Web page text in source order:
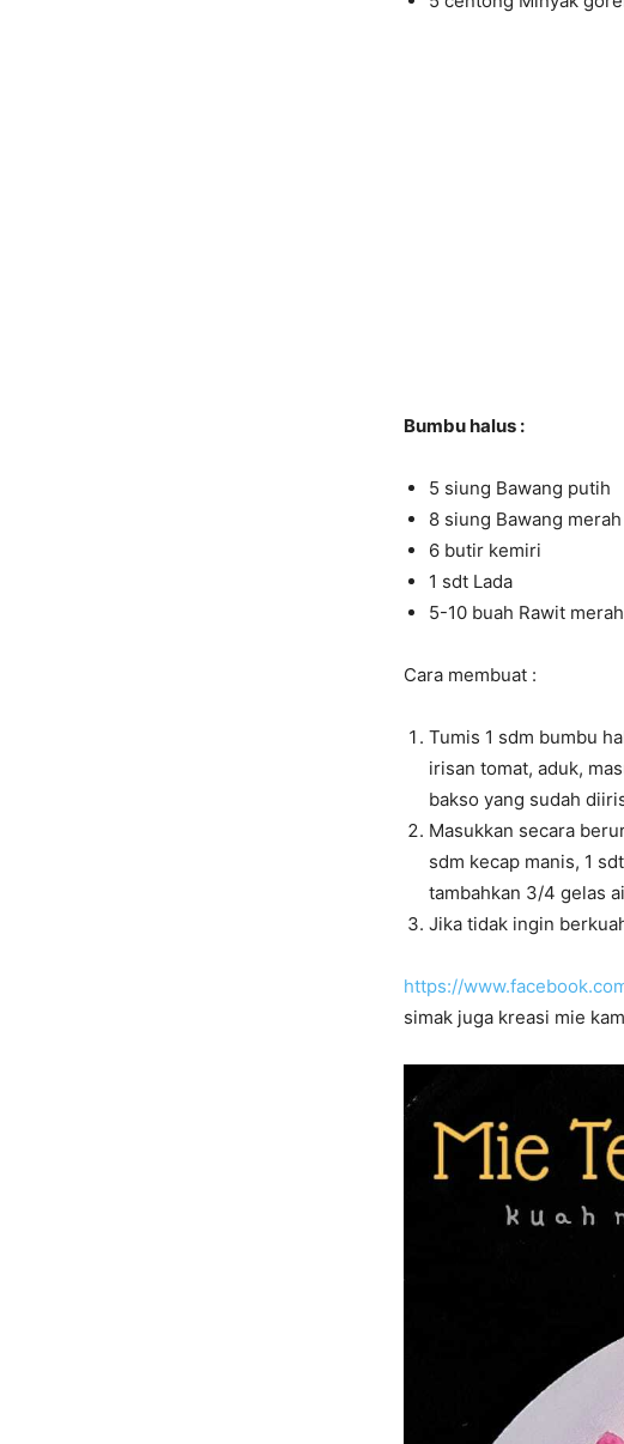
Bumbu halus :
5 siung Bawang putih
8 siung Bawang merah
6 butir kemiri
1 sdt Lada
5-10 buah Rawit
Cara membuat :
Tumis 1 sdm bumbu
irisan tomat, aduk,
bakso yang sudah
Masukkan secara
sdm kecap manis, 1
tambahkan 3/4 gelas
Jika tidak ingin
https://
simak juga kreasi mie